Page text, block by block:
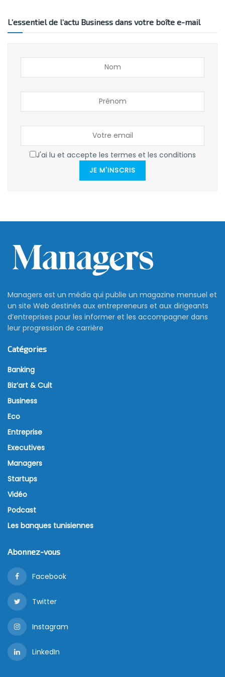
L’essentiel de l’actu Business dans votre boîte e-mail
J'ai lu et accepte les termes et les conditions
JE M'INSCRIS
Managers est un média qui publie un magazine mensuel et
un site Web destinés aux entrepreneurs et aux dirigeants
d’entreprises pour les informer et les accompagner dans
leur progression de carrière
Catégories
Banking
Biz’art & Cult
Business
Eco
Entreprise
Executives
Managers
Startups
Vidéo
Podcast
Les banques tunisiennes
Abonnez-vous
Facebook
Twitter
Instagram
LinkedIn